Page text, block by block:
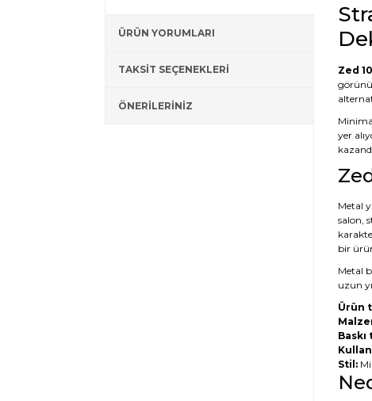
ÜRÜN YORUMLARI
TAKSİT SEÇENEKLERİ
ÖNERİLERİNİZ
Zed
yer
Metal
salon,
bir
Metal
uzun
Ürün
Stil: